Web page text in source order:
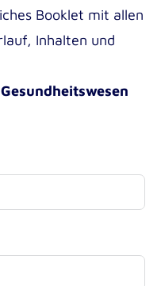
Booklet mit allen
Inhalten und